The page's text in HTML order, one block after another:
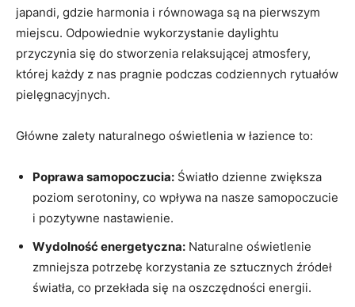
japandi, gdzie harmonia i równowaga są na pierwszym
miejscu. Odpowiednie wykorzystanie daylightu
przyczynia się do stworzenia relaksującej atmosfery,
której każdy z nas pragnie podczas codziennych rytuałów
pielęgnacyjnych.
Główne zalety naturalnego oświetlenia w łazience to:
Poprawa samopoczucia: Światło dzienne zwiększa
poziom serotoniny, co wpływa na nasze samopoczucie
i pozytywne nastawienie.
Wydolność energetyczna: Naturalne oświetlenie
zmniejsza potrzebę korzystania ze sztucznych źródeł
światła, co przekłada się na oszczędności energii.